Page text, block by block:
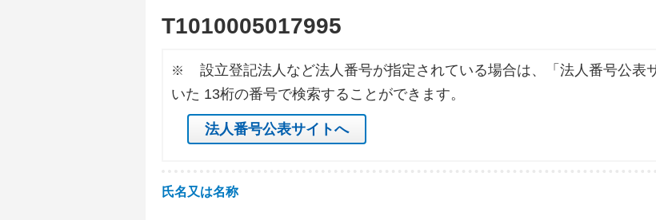
T1010005017995
※
設立登記法人など法人番号が指定されている場合は、「法人番号公表
いた 13桁の番号で検索することができます。
法人番号公表サイトへ
氏名又は名称